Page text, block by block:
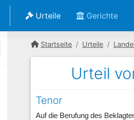
Urteile Gerichte
Startseite Urteile
Urteil
Tenor
Auf die Berufung des